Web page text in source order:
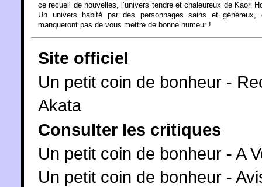
ce recueil de nouvelles, l’univers tendre et chaleureux de Kaori
Un univers habité par des personnages sains et généreux,
manqueront pas de vous mettre de bonne humeur !
Site officiel
Un petit coin de bonheur -
Akata
Consulter les critiques
Un petit coin de bonheur - A
Un petit coin de bonheur -